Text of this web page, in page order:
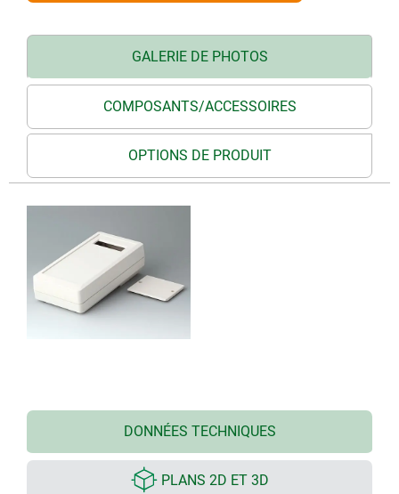
GALERIE DE PHOTOS
COMPOSANTS/ACCESSOIRES
OPTIONS DE PRODUIT
DONNÉES TECHNIQUES
PLANS 2D ET 3D